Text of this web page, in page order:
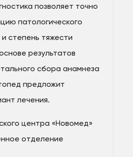
позволяет точно
патологического
степень тяжести
результатов
сбора анамнеза
предложит
лечения.
центра «Новомед»
отделение